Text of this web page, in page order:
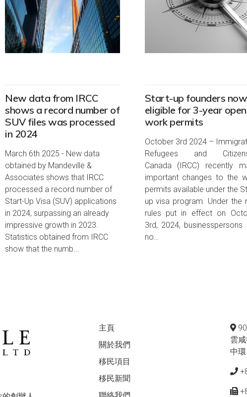
New data from IRCC
shows a record number of
SUV files was processed
in 2024
March 6th 2025 - New data
obtained by Mandeville &
Associates shows that IRCC
processed a record number of
Start-Up Visa (SUV) applications
in 2024, surpassing an already
impressive growth in 2023.
Statistics obtained from IRCC
show that the numb...
Start-up founders now
eligible for 3-year open
work permits
October 3rd 2024 –
Refugees and
Canada (IRCC) recently
important changes to the
permits available under the
up visa program. Under the
rules put in effect on
3rd, 2024, businesspersons
no…
主頁
關於我們
移民項目
移民新聞
聯絡我們
雲
中